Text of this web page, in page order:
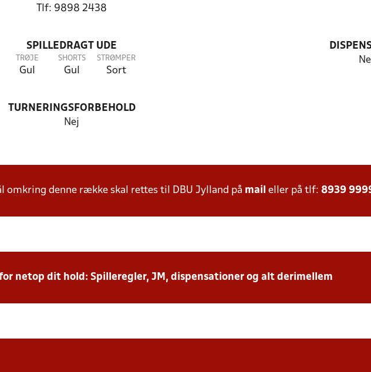
Tlf: 9898 2438
SPILLEDRAGT UDE
TRØJE
Gul
SHORTS
Gul
STRØMPER
Sort
TURNERINGSFORBEHOLD
Nej
omkring denne række skal rettes til DBU Jylland på mail eller på tlf: 8939
netop dit hold: Spilleregler, JM, dispensationer og alt derimellem